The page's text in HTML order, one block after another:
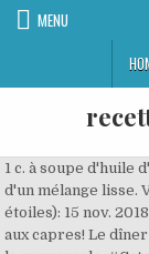
MENU
1 c. à soupe d'huile d'olive. Passez le tout au mixer jusqu'à obtention d'un mélange lisse. Vous pouvez noter la recette ci-dessous (de 1 à 5 étoiles): 15 nov. 2018 - La meilleure recette de Filet de Perche du Nil aux capres! Le dîner parfait pour se réchauffer ! Filets de perche à la provençale. #Gateau au yaourt Choisissez parmi des centaines de recettes de Filet de perche au four, recettes qui seront faciles et rapides à cuisiner. 2008 Filets de perche du Nil aux tomates et au basilic. 2 filets de perche du Nil. Accompagnez de pommes de terre vapeur et/ou d’une salade verte. Je vous parle des vrais filets de Perche du Léman! Passer les Quelle divine recette ces Filets de perche du Léman propre à notre région du bord du Lac Léman !!!!! Ingrédients. Et cela tombe plutôt bien car c'est le premier thème de l'année de Culino Versions. Ingrédients: - 1 filet de perche - 1 échalote - 1 c à c de capres - 1 jus de citron - 1 c à s de crème fraiche épaisse Ingrédients (4 personnes) : 4 filets de perche, 10 cl de crème épaisse, 2 brins de persil... - Découvrez toutes nos idées de repas et recettes sur Cuisine Actuelle Filet de perche du nil aux crevettes. 2 avr. Etalez l'oignon émincé, la feuille de laurier et le thym au fond du plat. Poisson maigre de lacs et de rivières, la perche contient des protéines, des vitamines et de bons acides gras. Ingrédients (4 personnes) : 800 g perche, 250 g beurre mou, 3 jaunes d'oeufs... - Découvrez toutes nos idées de repas et recettes sur Cuisine Actuelle Ingrédients : perche du nil,échalote,crème fraîche liquide,vin blanc ordinaire,vinaigre de vin rouge,bouillon de légumes soluble. Détails de la recette Nombre de plats 3 personnes Temps de préparation 15 min Temps de cuisson 20 min Ingrédients Un beau filet de perche du Nil — 2 échalotes — du jus de citron — 25cl de crème fraiche d'Isigny — 150g de girolles — 4 champignons de Paris — un petit morceau de … Filet de perche accompagné de pomme de terre et salade. Salez. Par contre, je pense que cuire à couvert est judicieux, car j'ai laissé cuire 30 minutes thermostat 7. 1 noisette de beurre. 1/2 oignon. 1 morceaux de beurre doux. Foie gras, rillettes et autres : 10 terrines à préparer pour les fêtes, Bûche roulée à la ricotta, framboises et pistaches. Très bonne recette, mélange subtil de légumes. Recette Filet de perche du Nil en papillote en photo (plat principal/poissons et fruits de mer) avec perche, tomate rouge, vin blanc sec, oignon jaune, crème épaisse, pesto, sel, poivre. Après les fêtes et le trop plein de toutes ces tentations, nous avons envie de cuisine légère. des petits légumes. huile pour la cuisson (ou moitié huile, moitié beurre) farine. Pendant ce temps, faites chauffer le reste de l’huile de tournesol dans la poêle et faites-y cuire le poisson 2 à 3 minutes de chaque côté. Ingrédients : 3 Pers. La douceur de l'emmental se marie très bien avec le filet de perche.